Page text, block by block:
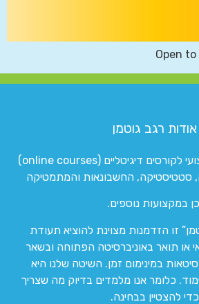
Open
אודות רגב גוטמן
המרכז המוביל והמקצועי לקורסים דיגיטליים (online courses)
סטטיסטיקה, החשבונאות והמתמטיקה
במקצועות נוספים.
זו הזדמנות מצוינת להוציא תעודת
או תואר באוניברסיטה הפתוחה ובשאר
במינימום זמן. השיטה שלנו היא
כלומר אנו מלמדים בדיוק מה שצריך
כדי להצטיין בבחינה.